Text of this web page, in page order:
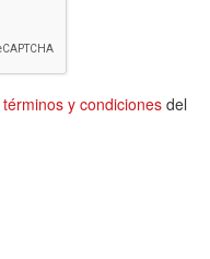
términos y condiciones del